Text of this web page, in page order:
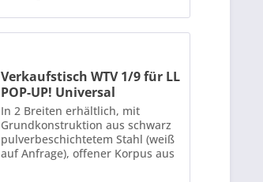
Verkaufstisch WTV 1/9 für LL
POP-UP! Universal
In 2 Breiten erhältlich, mit
Grundkonstruktion aus schwarz
pulverbeschichtetem Stahl (weiß
auf Anfrage), offener Korpus aus